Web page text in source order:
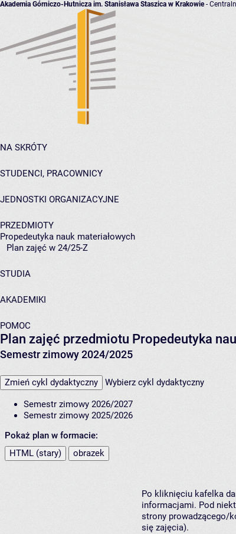
Akademia Górniczo-Hutnicza im. Stanisława Staszica w Krakowie-
NA SKRÓTY
STUDENCI, PRACOWNICY
JEDNOSTKI ORGANIZACYJNE
PRZEDMIOTY
Propedeutyka nauk materiałowych
Plan zajęć w 24/25-Z
STUDIA
AKADEMIKI
POMOC
Plan zajęć przedmiotu Propedeutyka
Semestr zimowy 2024/2025
Zmień cykl dydaktyczny Wybierz cykl dydaktyczny
Semestr zimowy 2026/2027
Semestr zimowy 2025/2026
Pokaż plan w formacie:
HTML (stary)
obrazek
Po kliknięciu kafelka
informacjami. Pod
strony prowadzącego/
się zajęcia).